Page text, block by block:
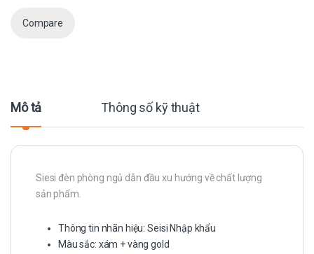
Compare
Mô tả Thông số kỹ thuật
Siesi đèn phòng ngủ dẫn đầu xu hướng về chất lượng
sản phẩm.
Thông tin nhãn hiệu: Seisi Nhập khẩu
Màu sắc: xám + vàng gold